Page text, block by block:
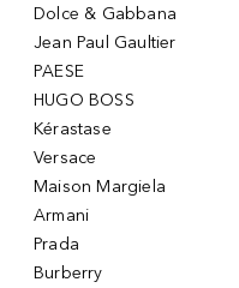
Dolce & Gabbana
Jean Paul Gaultier
PAESE
HUGO BOSS
Kérastase
Versace
Maison Margiela
Armani
Prada
Burberry